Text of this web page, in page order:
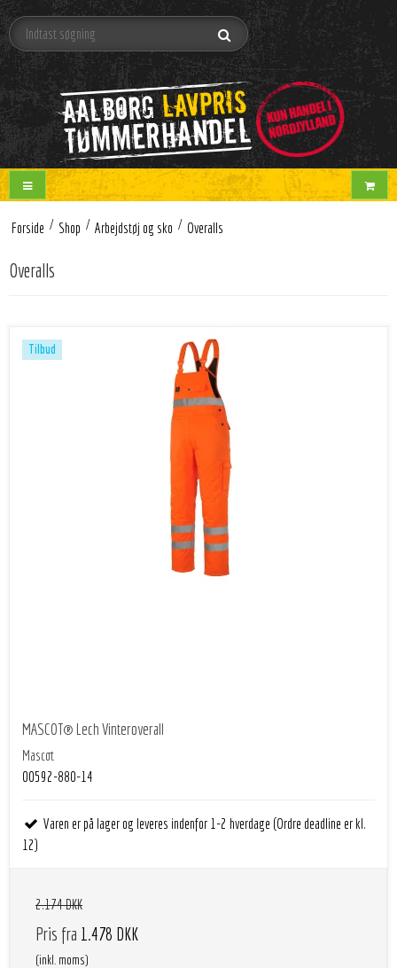
Forside / Shop / Arbejdstøj og sko / Overalls
Overalls
Tilbud
MASCOT® Lech Vinteroverall
Mascot
00592-880-14
Varen er på lager og leveres indenfor 1-2 hverdage (Ordre deadline er kl.
12)
2.174 DKK
Pris fra 1.478 DKK
(inkl. moms)